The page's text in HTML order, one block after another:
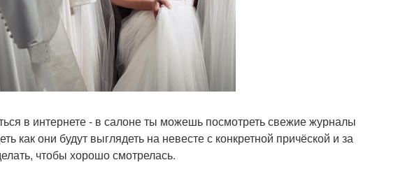
в интернете - в салоне ты можешь посмотреть свежие журналы
как они будут выглядеть на невесте с конкретной причёской и за
чтобы хорошо смотрелась.